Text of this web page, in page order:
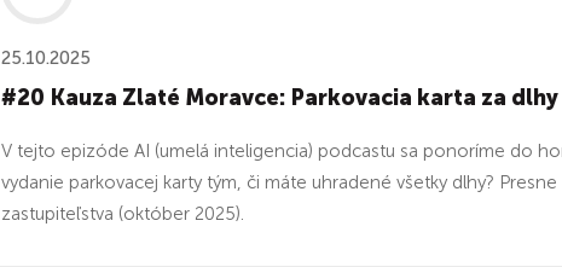
25.10.2025
#20 Kauza Zlaté Moravce: Parkovacia karta za
V tejto epizóde AI (umelá inteligencia) podcastu sa ponoríme do
vydanie parkovacej karty tým, či máte uhradené všetky dlhy?
zastupiteľstva (október 2025).